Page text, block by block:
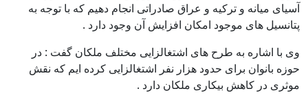
آسیای میانه و ترکیه و عراق صادراتی انجام دهیم که با توجه به
پتانسیل های موجود امکان افزایش آن وجود دارد .
وی با اشاره به طرح های اشتغالزایی مختلف ملکان گفت : در
حوزه بانوان برای حدود هزار نفر اشتغالزایی کرده ایم که نقش
موثری در کاهش بیکاری ملکان دارد .